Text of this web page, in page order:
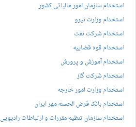
استخدام سازمان امور مالیاتی کشور
استخدام وزارت نیرو
استخدام شرکت نفت
استخدام قوه قضاییه
استخدام آموزش و پرورش
استخدام شرکت گاز
استخدام وزارت امور خارجه
استخدام بانک قرض الحسنه مهر ایران
استخدام سازمان تنظیم مقررات و ارتباطات رادیویی